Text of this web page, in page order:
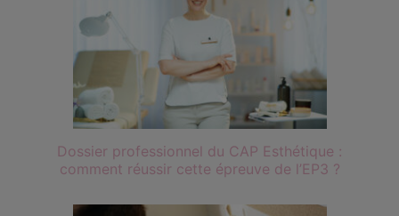
Dossier professionnel du CAP Esthétique :
comment réussir cette épreuve de l’EP3 ?